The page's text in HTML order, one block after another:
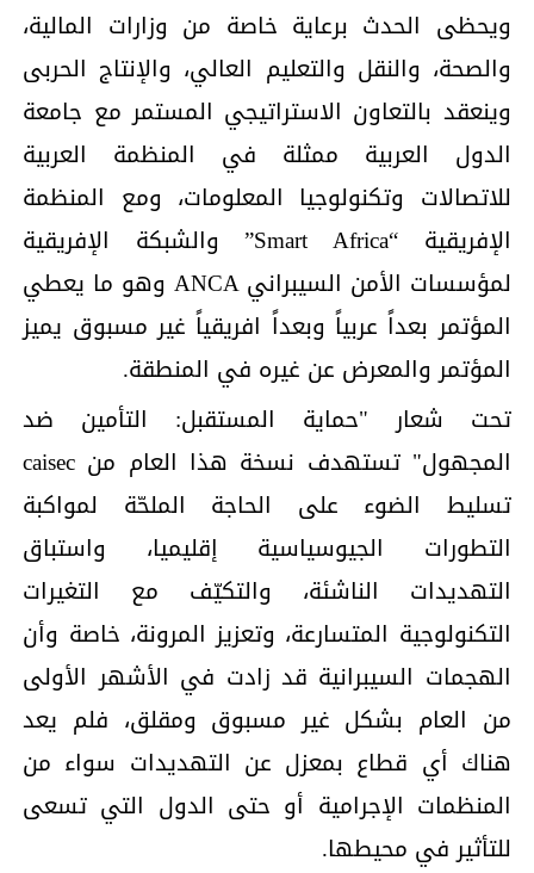
ويحظى الحدث برعاية خاصة من وزارات المالية،
والصحة، والنقل والتعليم العالي، والإنتاج الحربى
وينعقد بالتعاون الاستراتيجي المستمر مع جامعة
الدول العربية ممثلة في المنظمة العربية
للاتصالات وتكنولوجيا المعلومات، ومع المنظمة
الإفريقية “Smart Africa” والشبكة الإفريقية
لمؤسسات الأمن السيبراني ANCA وهو ما يعطي
المؤتمر بعداً عربياً وبعداً افريقياً غير مسبوق يميز
المؤتمر والمعرض عن غيره في المنطقة.
تحت شعار "حماية المستقبل: التأمين ضد
المجهول" تستهدف نسخة هذا العام من caisec
تسليط الضوء على الحاجة الملحّة لمواكبة
التطورات الجيوسياسية إقليميا، واستباق
التهديدات الناشئة، والتكيّف مع التغيرات
التكنولوجية المتسارعة، وتعزيز المرونة، خاصة وأن
الهجمات السيبرانية قد زادت في الأشهر الأولى
من العام بشكل غير مسبوق ومقلق، فلم يعد
هناك أي قطاع بمعزل عن التهديدات سواء من
المنظمات الإجرامية أو حتى الدول التي تسعى
للتأثير في محيطها.